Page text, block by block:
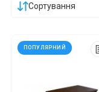
Сортування
ПОПУЛЯРНИЙ